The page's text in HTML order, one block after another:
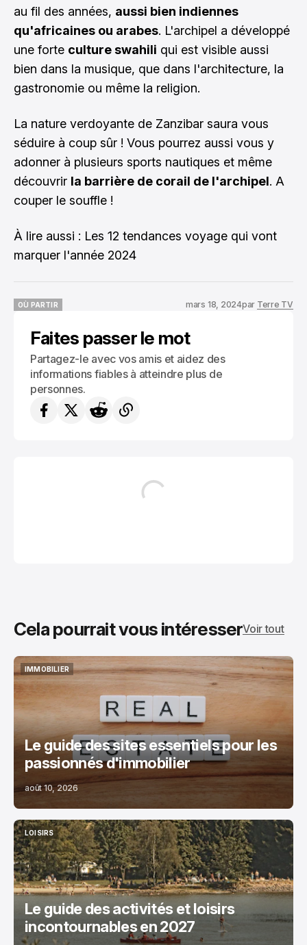
au fil des années, aussi bien indiennes
qu'africaines ou arabes. L'archipel a développé
une forte culture swahili qui est visible aussi
bien dans la musique, que dans l'architecture, la
gastronomie ou même la religion.
La nature verdoyante de Zanzibar saura vous
séduire à coup sûr ! Vous pourrez aussi vous y
adonner à plusieurs sports nautiques et même
découvrir la barrière de corail de l'archipel. A
couper le souffle !
À lire aussi : Les 12 tendances voyage qui vont
marquer l'année 2024
OÙ PARTIR
mars 18, 2024par Terre TV
Faites passer le mot
Partagez-le avec vos amis et aidez des
informations fiables à atteindre plus de
personnes.
Cela pourrait vous intéresserVoir tout
IMMOBILIER
IMMOBILIER
Le guide des sites essentiels pour les
passionnés d'immobilier
août 10, 2026
LOISIRS
LOISIRS
Le guide des activités et loisirs
incontournables en 2027